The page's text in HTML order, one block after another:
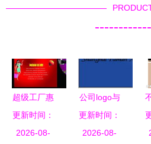
超级工厂惠
海量PSD素
材助力户外
更新时间：
2026-08-
公司logo与
广告设计
打造视觉形
更新时间：
2026-08-